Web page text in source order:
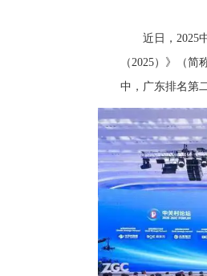
近日，2025
（2025）》（
中，广东排名第